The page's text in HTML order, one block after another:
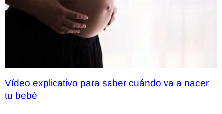
Vídeo explicativo para saber cuándo va a nacer
tu bebé